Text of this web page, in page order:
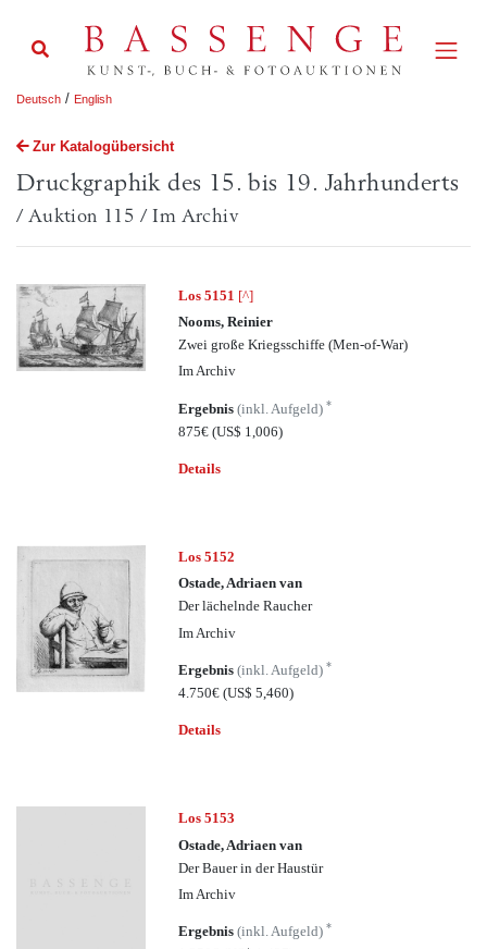
Deutsch / English
Zur Katalogübersicht
Druckgraphik des 15. bis 19. Jahrhunderts
/ Auktion 115 / Im Archiv
Los 5151 [^]
Nooms, Reinier
Zwei große Kriegsschiffe (Men-of-War)
Im Archiv
Ergebnis(inkl. Aufgeld)*
875€(US$ 1,006)
Details
Los 5152
Ostade, Adriaen van
Der lächelnde Raucher
Im Archiv
Ergebnis(inkl. Aufgeld)*
4.750€(US$ 5,460)
Details
Los 5153
Ostade, Adriaen van
Der Bauer in der Haustür
Im Archiv
Ergebnis(inkl. Aufgeld)*